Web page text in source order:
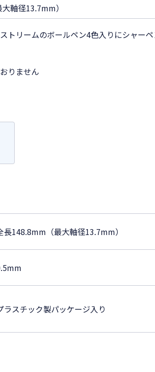
軸径13.7mm）
トリームのボールペン4色入りにシャー
りません
長148.8mm（最大軸径13.7mm）
ラスチック製パッケージ入り